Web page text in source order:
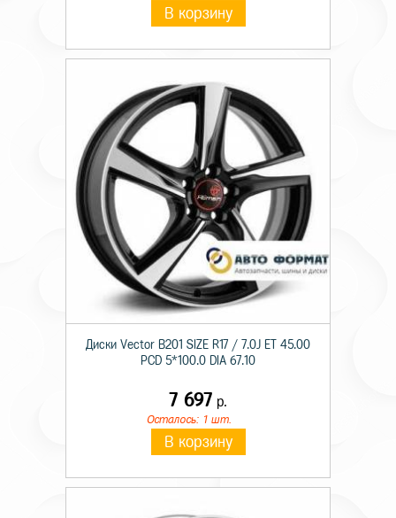
В корзину
Диски Vector B201 SIZE R17 / 7.0J ET 45.00
PCD 5*100.0 DIA 67.10
7 697 р.
Осталось: 1 шт.
В корзину